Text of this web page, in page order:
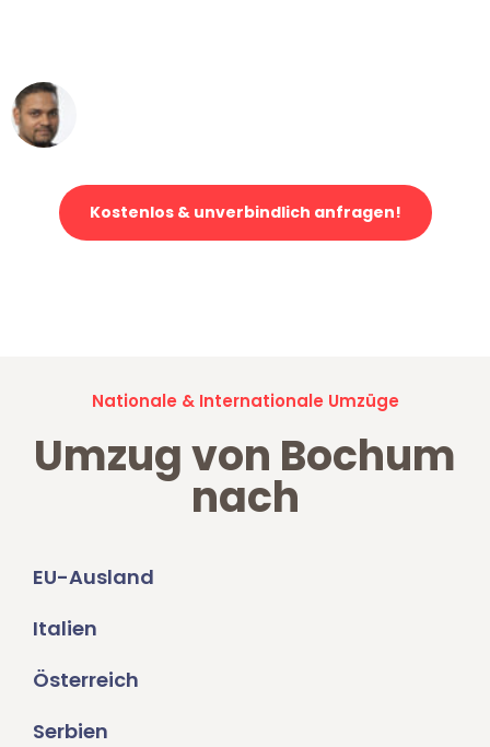
Kostenlos & unverbindlich anfragen!
Nationale & Internationale Umzüge
Umzug von Bochum
nach
EU-Ausland
Italien
Österreich
Serbien